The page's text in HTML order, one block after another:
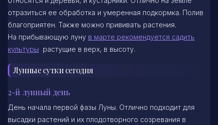
отразиться ее обработка и умеренная подкормка. Полив
благоприятен. Также можно прививать растения.
На прибывающую луну в марте рекомендуется садить
культуры растущие в верх, в высоту.
Лунные сутки сегодня
2-й лунный день
День начала первой фазы Луны. Отлично подходит для
высадки растений и их плодотворного созревания в